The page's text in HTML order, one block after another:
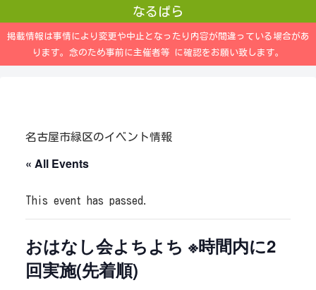
なるぱら
掲載情報は事情により変更や中止となったり内容が間違っている場合があ
ります。念のため事前に主催者等 に確認をお願い致します。
名古屋市緑区のイベント情報
« All Events
This event has passed.
おはなし会よちよち ※時間内に2
回実施(先着順)